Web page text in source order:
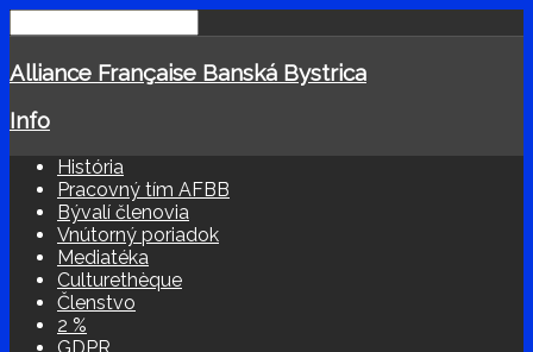
Alliance Française Banská Bystrica
Info
História
Pracovný tím AFBB
Bývalí členovia
Vnútorný poriadok
Mediatéka
Culturethèque
Členstvo
2 %